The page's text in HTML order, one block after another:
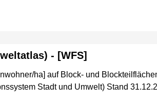
- [WFS]
ha] auf Block- und
Stadt und Umwelt) Stand